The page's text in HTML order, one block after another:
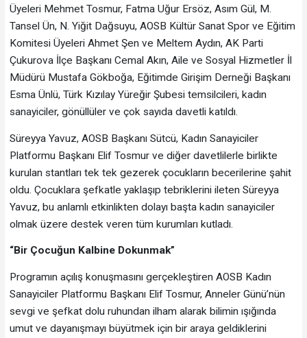
Üyeleri Mehmet Tosmur, Fatma Uğur Ersöz, Asım Gül, M.
Tansel Ün, N. Yiğit Dağsuyu, AOSB Kültür Sanat Spor ve Eğitim
Komitesi Üyeleri Ahmet Şen ve Meltem Aydın, AK Parti
Çukurova İlçe Başkanı Cemal Akın, Aile ve Sosyal Hizmetler İl
Müdürü Mustafa Gökboğa, Eğitimde Girişim Derneği Başkanı
Esma Ünlü, Türk Kızılay Yüreğir Şubesi temsilcileri, kadın
sanayiciler, gönüllüler ve çok sayıda davetli katıldı.
Süreyya Yavuz, AOSB Başkanı Sütcü, Kadın Sanayiciler
Platformu Başkanı Elif Tosmur ve diğer davetlilerle birlikte
kurulan stantları tek tek gezerek çocukların becerilerine şahit
oldu. Çocuklara şefkatle yaklaşıp tebriklerini ileten Süreyya
Yavuz, bu anlamlı etkinlikten dolayı başta kadın sanayiciler
olmak üzere destek veren tüm kurumları kutladı.
“Bir Çocuğun Kalbine Dokunmak”
Programın açılış konuşmasını gerçekleştiren AOSB Kadın
Sanayiciler Platformu Başkanı Elif Tosmur, Anneler Günü’nün
sevgi ve şefkat dolu ruhundan ilham alarak bilimin ışığında
umut ve dayanışmayı büyütmek için bir araya geldiklerini